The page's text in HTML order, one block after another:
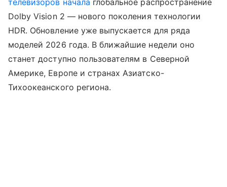
Dolby Vision 2 — нового поколения технологии
HDR. Обновление уже выпускается для ряда
моделей 2026 года. В ближайшие недели оно
станет доступно пользователям в Северной
Америке, Европе и странах Азиатско-
Тихоокеанского региона.